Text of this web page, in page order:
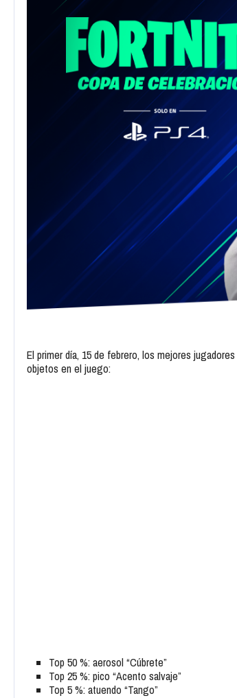
El primer día, 15 de febrero, los mejores
objetos en el juego:
Top 50 %: aerosol “Cúbrete”
Top 25 %: pico “Acento salvaje”
Top 5 %: atuendo “Tango”